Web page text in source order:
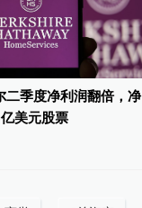
二季度净利润翻倍，净
美元股票